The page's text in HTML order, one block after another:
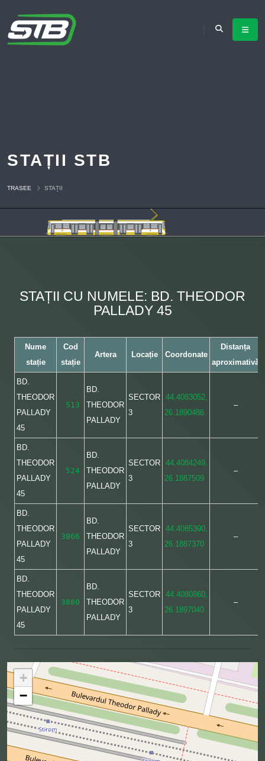
STAȚII STB
TRASEE STAȚII
STAȚII CU NUMELE: BD. THEODOR
PALLADY 45
Nume
stație
Cod
stație
Artera Locație Coordonate
Distanța
aproximativă
BD.
THEODOR
PALLADY
45
513
BD.
THEODOR
PALLADY
SECTOR
3
44.4083052,
26.1890486
–
BD.
THEODOR
PALLADY
45
524
BD.
THEODOR
PALLADY
SECTOR
3
44.4084249,
26.1887509
–
BD.
THEODOR
PALLADY
45
3866
BD.
THEODOR
PALLADY
SECTOR
3
44.4085390,
26.1887370
–
BD.
THEODOR
PALLADY
45
3880
BD.
THEODOR
PALLADY
SECTOR
3
44.4080860,
26.1897040
–
+
−